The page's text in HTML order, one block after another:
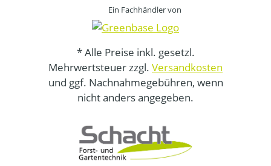
Ein Fachhändler von
* Alle Preise inkl. gesetzl.
Mehrwertsteuer zzgl. Versandkosten
und ggf. Nachnahmegebühren, wenn
nicht anders angegeben.